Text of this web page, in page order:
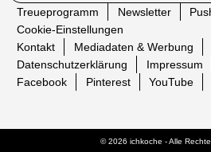
Treueprogramm
Newsletter
Cookie-Einstellungen
Kontakt
Mediadaten & Werbung
Datenschutzerklärung
Impressum
Facebook
Pinterest YouTube
© 2026 ichkoche - Alle